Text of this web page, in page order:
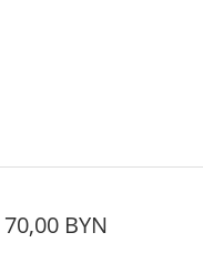
70,00 BYN